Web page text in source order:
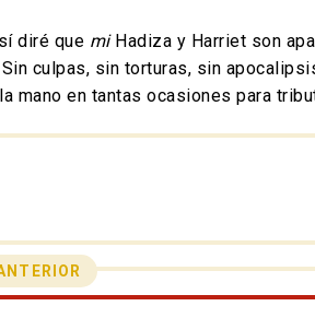
diré que miHadiza y Harriet son
culpas, sin torturas, sin
mano en tantas ocasiones para